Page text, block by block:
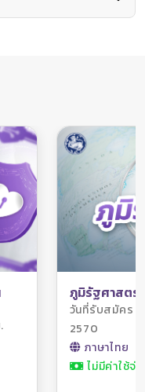
พทางการแพทย์ที่มี
การบำบัดฟื้นฟูผู้รับบริการ
ริการร่วมด้วย ทั้งนี้
มสามารถในการ
ตุของความบกพร่องใน
าจากปัญหาด้าน
ฉพาะอย่างยิ่งในผู้ป่วย
ปลี่ยนแปลงไปจนนำมา
รทำกิจกรรมการดำเนิน
ดูแลสุขอนามัยตนเองในผู้
พียงพอในผู้ป่วยเสพสาร
กการและทฤษฎีทาง
รทำงานที่เปลี่ยนแปลงไป
ฤติกรรมในการทำ
องบุคคล ซึ่งใน ปัจจุบัน
disorders) จัดเป็น
ด้บ่อยในผู้ป่วยจิตเวช
ภูมิรัฐศาสตร์
วันที่รับสมัคร
2570
ภาษาไทย
ไม่มีค่าใช้จ่